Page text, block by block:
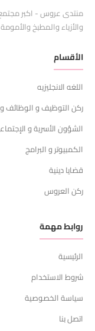
منتدى عروس - اكبر
والأزياء والمطبخ والأمومة
الأقسام
اللغه الانجليزيه
ركن التوظيف و الوظائف و
الشؤون الأسرية و
الكمبيوتر و البرامج
قضايا دينية
ركن العروس
روابط مهمة
الرئيسية
شروط الاستخدام
سياسة الخصوصية
اتصل بنا